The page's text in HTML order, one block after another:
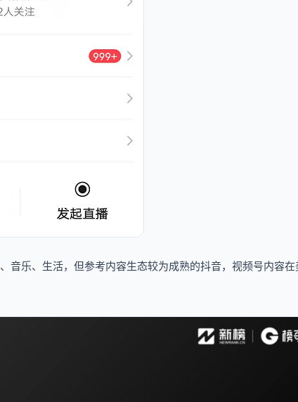
音乐、生活，但参考内容生态较为成熟的抖音，视频号内容